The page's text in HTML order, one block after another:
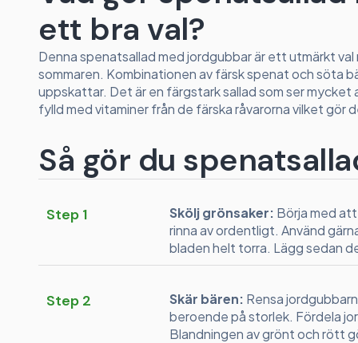
ett bra val?
Denna spenatsallad med jordgubbar är ett utmärkt
sommaren. Kombinationen av färsk spenat och söta
uppskattar. Det är en färgstark sallad som ser
fylld med vitaminer från de färska råvarorna vilket gör
Så gör du
Step 1 Skölj grönsaker: Börja med
rinna av ordentligt. Använd
bladen helt torra. Lägg sedan
Step 2 Skär bären: Rensa
beroende på storlek. Fördela
Blandningen av grönt och rött